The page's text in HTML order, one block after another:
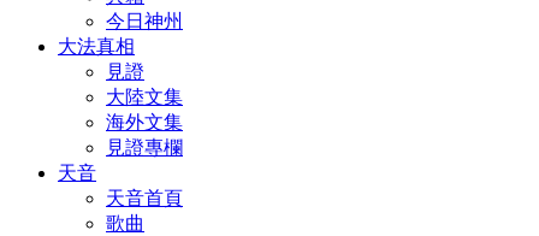
今日神州
大法真相
見證
大陸文集
海外文集
見證專欄
天音
天音首頁
歌曲